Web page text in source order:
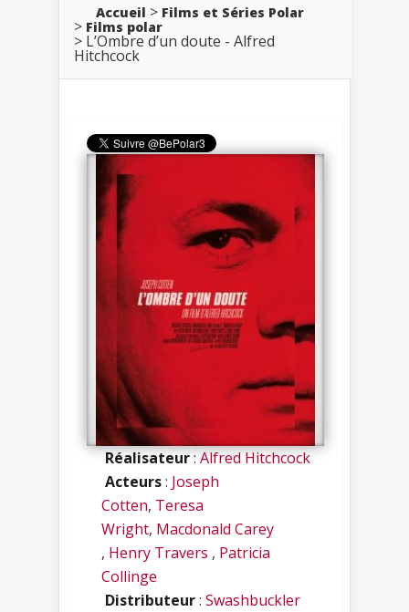
Accueil
Films et Séries Polar
Films polar
L’Ombre d’un doute - Alfred
Hitchcock
Réalisateur:Alfred Hitchcock
Acteurs: Joseph
Cotten, Teresa
Wright, Macdonald Carey
, Henry Travers , Patricia
Collinge
Distributeur: Swashbuckler